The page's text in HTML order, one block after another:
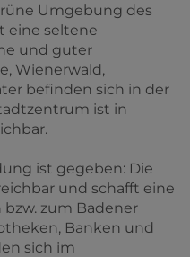
Umgebung des
eine seltene
und guter
Wienerwald,
befinden sich in der
ist in
ist gegeben: Die
und schafft eine
zum Badener
Banken und
sich im